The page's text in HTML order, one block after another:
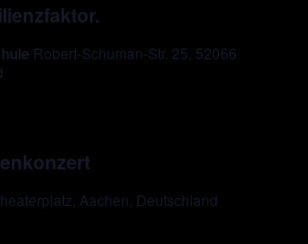
Robert-Schuman-Str. 25, 52066
Aachen, Deutschland